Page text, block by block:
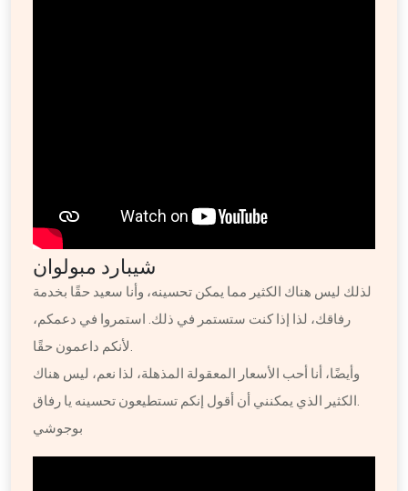
شيبارد مبولوان
لذلك ليس هناك الكثير مما يمكن تحسينه، وأنا سعيد حقًا بخدمة
رفاقك، لذا إذا كنت ستستمر في ذلك. استمروا في دعمكم،
لأنكم داعمون حقًا.
وأيضًا، أنا أحب الأسعار المعقولة المذهلة، لذا نعم، ليس هناك
الكثير الذي يمكنني أن أقول إنكم تستطيعون تحسينه يا رفاق.
بوجوشي